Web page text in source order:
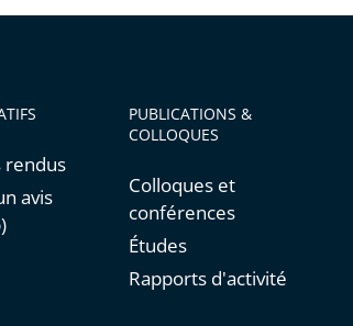
rendus
avis
PUBLICATIONS &
COLLOQUES
Colloques et
conférences
Études
Rapports d'activité